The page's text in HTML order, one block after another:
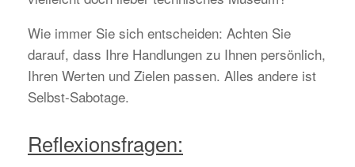
Wie immer Sie sich entscheiden: Achten Sie
darauf, dass Ihre Handlungen zu Ihnen persönlich,
Ihren Werten und Zielen passen. Alles andere ist
Selbst-Sabotage.
Reflexionsfragen: